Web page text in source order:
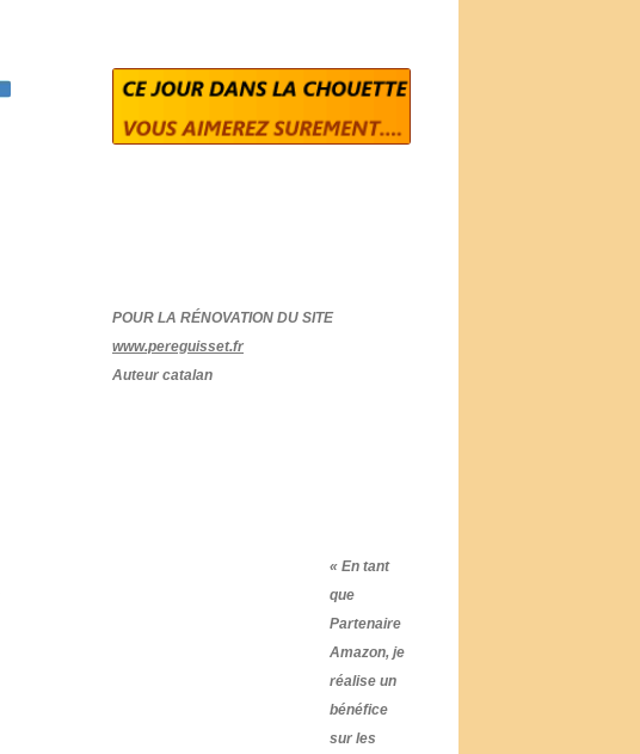
POUR LA RÉNOVATION DU SITE
www.pereguisset.fr
Auteur catalan
« En tant
que
Partenaire
Amazon, je
réalise un
bénéfice
sur les